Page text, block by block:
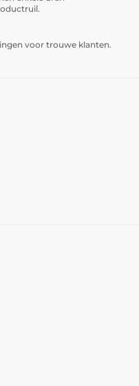
voor trouwe klanten.